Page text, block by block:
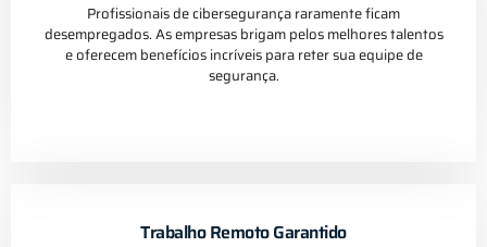
Profissionais de cibersegurança raramente ficam
desempregados. As empresas brigam pelos melhores talentos
e oferecem benefícios incríveis para reter sua equipe de
segurança.
Trabalho Remoto Garantido